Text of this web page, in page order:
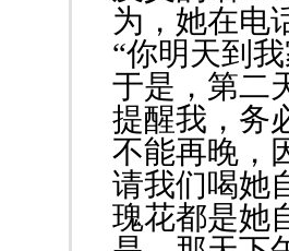
为，她在电
“你明天到
于是，第二
提醒我，务
不能再晚，
请我们喝她
瑰花都是她